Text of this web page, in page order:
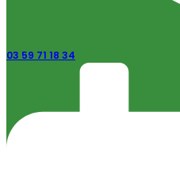
03 59 71 18 34